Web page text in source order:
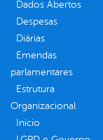
Dados Abertos
Despesas
Diárias
Emendas
parlamentares
Estrutura
Organizacional
Inicio